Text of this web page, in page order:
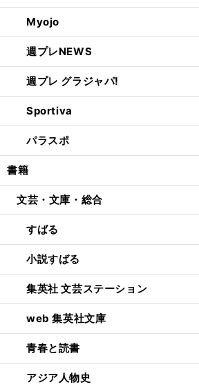
Myojo
週プレNEWS
週プレ グラジャパ!
Sportiva
パラスポ
書籍
文芸・文庫・総合
すばる
小説すばる
集英社 文芸ステーション
web 集英社文庫
青春と読書
アジア人物史